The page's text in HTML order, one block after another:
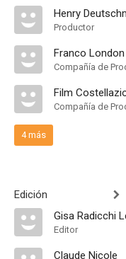
Productor
4 más
Edición
Gisa Radicchi
Editor
Claude Nicole